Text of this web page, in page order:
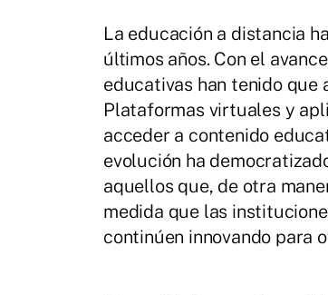
La educación a distancia
últimos años. Con el
educativas han tenido que
Plataformas virtuales y
acceder a contenido
evolución ha
aquellos que, de otra
medida que las
continúen innovando para